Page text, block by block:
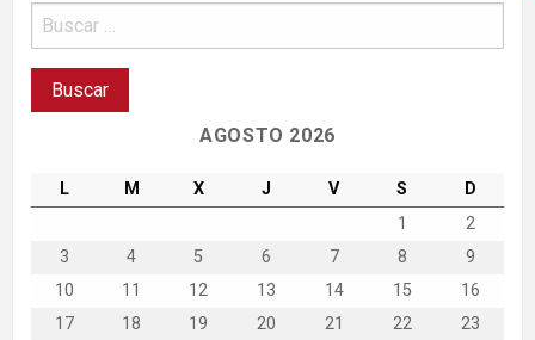
AGOSTO 2026
L M X J V S
D
1
2
3
4 5 6 7 8
9
10
11 12 13 14 15
16
17
18 19 20 21 22
23